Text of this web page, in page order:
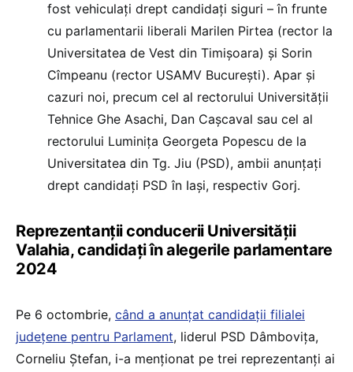
fost vehiculați drept candidați siguri – în frunte
cu parlamentarii liberali Marilen Pirtea (rector la
Universitatea de Vest din Timișoara) și Sorin
Cîmpeanu (rector USAMV București). Apar și
cazuri noi, precum cel al rectorului Universității
Tehnice Ghe Asachi, Dan Cașcaval sau cel al
rectorului Luminița Georgeta Popescu de la
Universitatea din Tg. Jiu (PSD), ambii anunțați
drept candidați PSD în Iași, respectiv Gorj.
Reprezentanții conducerii Universității
Valahia, candidați în alegerile parlamentare
2024
Pe 6 octombrie, când a anunțat candidații filialei
județene pentru Parlament, liderul PSD Dâmbovița,
Corneliu Ștefan, i-a menționat pe trei reprezentanți ai